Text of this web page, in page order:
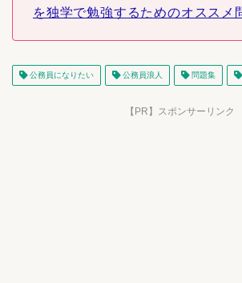
を独学で勉強するためのオススメ
公務員になりたい 公務員浪人 問題集
【PR】スポンサーリンク